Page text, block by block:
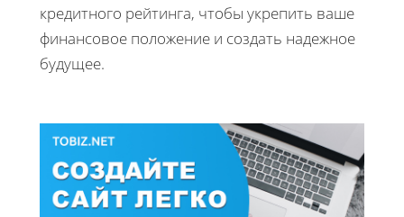
кредитного рейтинга, чтобы укрепить ваше
финансовое положение и создать надежное
будущее.